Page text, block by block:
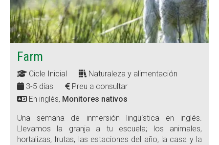
Farm
Cicle Inicial
Naturaleza y alimentación
3-5 días
Preu a consultar
En inglés, Monitores nativos
Una semana de inmersión lingüística en inglés.
Llevamos la granja a tu escuela; los animales,
hortalizas, frutas, las estaciones del año, la casa y la